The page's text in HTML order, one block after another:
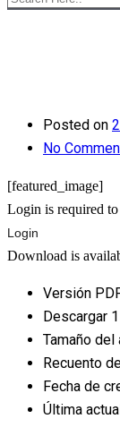
Posted on
No
[featured_image]
Login is required to
Login
Download is
Versión
Descargar 1
Tamaño del
Recuento
Fecha de
Última